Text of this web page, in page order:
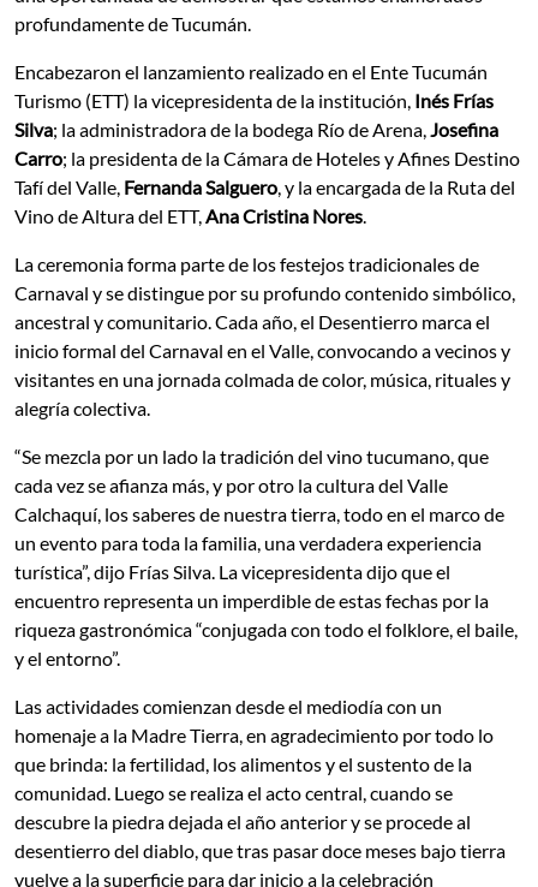
profundamente de Tucumán.
Encabezaron el lanzamiento realizado en el Ente Tucumán
Turismo (ETT) la vicepresidenta de la institución, Inés Frías
Silva; la administradora de la bodega Río de Arena, Josefina
Carro; la presidenta de la Cámara de Hoteles y Afines Destino
Tafí del Valle, Fernanda Salguero , y la encargada de la Ruta del
Vino de Altura del ETT, Ana Cristina Nores
La ceremonia forma parte de los festejos tradicionales de
Carnaval y se distingue por su profundo contenido simbólico,
ancestral y comunitario. Cada año, el Desentierro marca el
inicio formal del Carnaval en el Valle, convocando a vecinos y
visitantes en una jornada colmada de color, música, rituales y
alegría colectiva.
“Se mezcla por un lado la tradición del vino tucumano, que
cada vez se afianza más, y por otro la cultura del Valle
Calchaquí, los saberes de nuestra tierra, todo en el marco de
un evento para toda la familia, una verdadera experiencia
turística”, dijo Frías Silva. La vicepresidenta dijo que el
encuentro representa un imperdible de estas fechas por la
riqueza gastronómica “conjugada con todo el folklore, el baile,
y el entorno”.
Las actividades comienzan desde el mediodía con un
homenaje a la Madre Tierra, en agradecimiento por todo lo
que brinda: la fertilidad, los alimentos y el sustento de la
comunidad. Luego se realiza el acto central, cuando se
descubre la piedra dejada el año anterior y se procede al
desentierro del diablo, que tras pasar doce meses bajo tierra
vuelve a la superficie para dar inicio a la celebración